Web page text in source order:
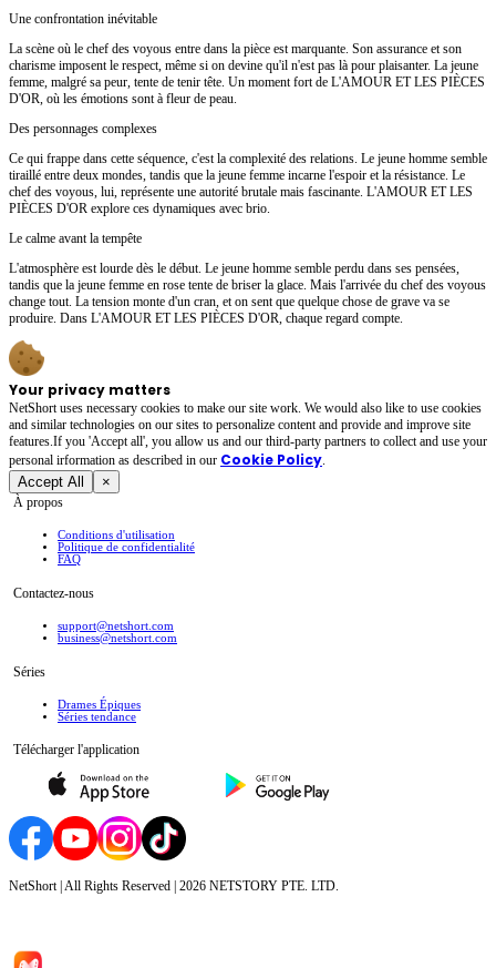
Une confrontation inévitable
La scène où le chef des voyous entre dans la pièce est marquante. Son assurance et son
charisme imposent le respect, même si on devine qu'il n'est pas là pour plaisanter. La jeune
femme, malgré sa peur, tente de tenir tête. Un moment fort de L'AMOUR ET LES PIÈCES
D'OR, où les émotions sont à fleur de peau.
Des personnages complexes
Ce qui frappe dans cette séquence, c'est la complexité des relations. Le jeune homme semble
tiraillé entre deux mondes, tandis que la jeune femme incarne l'espoir et la résistance. Le
chef des voyous, lui, représente une autorité brutale mais fascinante. L'AMOUR ET LES
PIÈCES D'OR explore ces dynamiques avec brio.
Le calme avant la tempête
L'atmosphère est lourde dès le début. Le jeune homme semble perdu dans ses pensées,
tandis que la jeune femme en rose tente de briser la glace. Mais l'arrivée du chef des voyous
change tout. La tension monte d'un cran, et on sent que quelque chose de grave va se
produire. Dans L'AMOUR ET LES PIÈCES D'OR, chaque regard compte.
Your privacy matters
NetShort uses necessary cookies to make our site work. We would also like to use cookies
and similar technologies on our sites to personalize content and provide and improve site
features.If you 'Accept all', you allow us and our third-party partners to collect and use your
personal irformation as described in our Cookie Policy.
Accept All ×
À propos
Conditions d'utilisation
Politique de confidentialité
FAQ
Contactez-nous
support@netshort.com
business@netshort.com
Séries
Drames Épiques
Séries tendance
Télécharger l'application
NetShort | All Rights Reserved | 2026 NETSTORY PTE. LTD.